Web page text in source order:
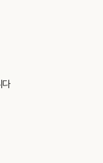
다